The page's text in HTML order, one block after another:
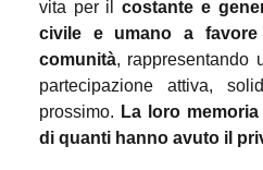
vita per ilcostante e
civile e umano a
comunità, rappresentando
partecipazione attiva,
prossimo. La loro
di quanti hanno avuto il